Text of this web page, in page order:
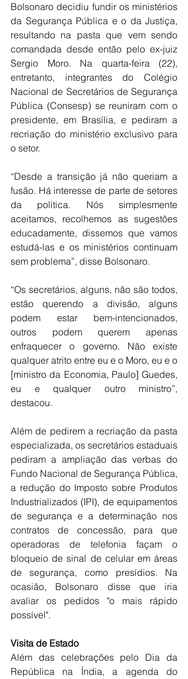
Bolsonaro decidiu fundir os ministérios
da Segurança Pública e o da Justiça,
resultando na pasta que vem sendo
comandada desde então pelo ex-juiz
Sergio Moro. Na quarta-feira (22),
entretanto, integrantes do Colégio
Nacional de Secretários de Segurança
Pública (Consesp) se reuniram com o
presidente, em Brasília, e pediram a
recriação do ministério exclusivo para
o setor.
“Desde a transição já não queriam a
fusão. Há interesse de parte de setores
da política. Nós simplesmente
aceitamos, recolhemos as sugestões
educadamente, dissemos que vamos
estudá-las e os ministérios continuam
sem problema”, disse Bolsonaro.
“Os secretários, alguns, não são todos,
estão querendo a divisão, alguns
podem estar bem-intencionados,
outros podem querem apenas
enfraquecer o governo. Não existe
qualquer atrito entre eu e o Moro, eu e o
[ministro da Economia, Paulo] Guedes,
eu e qualquer outro ministro”,
destacou.
Além de pedirem a recriação da pasta
especializada, os secretários estaduais
pediram a ampliação das verbas do
Fundo Nacional de Segurança Pública,
a redução do Imposto sobre Produtos
Industrializados (IPI), de equipamentos
de segurança e a determinação nos
contratos de concessão, para que
operadoras de telefonia façam o
bloqueio de sinal de celular em áreas
de segurança, como presídios. Na
ocasião, Bolsonaro disse que iria
avaliar os pedidos "o mais rápido
possível".
Visita de Estado
Além das celebrações pelo Dia da
República na Índia, a agenda do